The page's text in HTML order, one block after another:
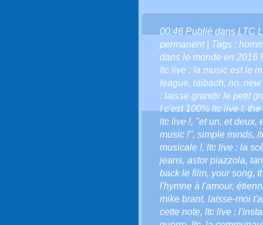
00:46 Publié dans LTC
permanent| Tags :
dans le monde en 2016 !
ltc live : la music est le
league, laibach, no, new
: laisse grandir le petit
! c'est 100% ltc live !,the
ltc live !, "et un, et deux,
music !", simple minds,
musicale !, ltc live : la
jeans, astor piazzola,
back le film, your song,
l'hymne à l'amour,
mike brant, laisse-moi
cette note, ltc live :